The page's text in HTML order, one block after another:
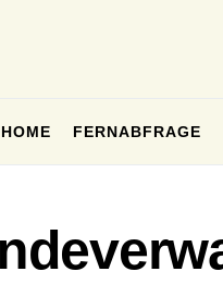
HOME FERNABFRAGE